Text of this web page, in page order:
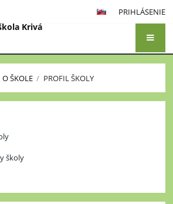
PRIHLÁSENIE
Krivá
O ŠKOLE / PROFIL ŠKOLY
školy